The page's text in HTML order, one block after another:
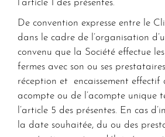
l’article 1 des présentes.
De convention expresse entre le
dans le cadre de l’organisation
convenu que la Société effectue
fermes avec son ou ses
réception et encaissement effectif
acompte ou de l’acompte unique
l’article 5 des présentes. En cas
la date souhaitée, du ou des